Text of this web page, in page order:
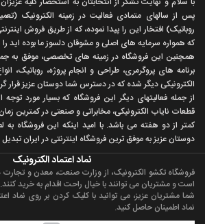
پس از سالهای متمادی فعاليت در زمينه الکترونيک
روباتيک) افتخار اين را پيدا نموده، که از طريق فروش
که همواره سرمايه های اصلی و مشوقان دلسوز ما بوده ايد
همچنين اين فروشگاه در زمينه های تخصصی، موفق به جمع
برنامه های پروگرمری، طراحی و انجام پروژه، روباتيک،
الکترونيکی ديگر شده که در دسترس شما دوستان عزيز قرار
از جمله فعاليتهای ديگر اين فروشگاه که بسيار مورد
قطعات ناياب الکترونيکی، مخابراتی و صنعتی در کمترين
کمتر از دو هفته می باشد. با اميد اينکه اين فروشگاه
دوستان عزيز به موفق ترين فروشگاه اینترنتی در ایران
نماد اعتماد الکترونیک
فروشگاه تکشو الکترونیک، از وزارت صنعت، معدن و تجارت
است و مشتریان می توانند با خیال راحت اقدام به خرید کنند.
شما مشتریان عزیز، می توانید با کلیک کردن بر روی نماد
نماد اطمینان حاصل کنید.